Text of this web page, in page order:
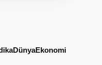
DünyaEkonomi